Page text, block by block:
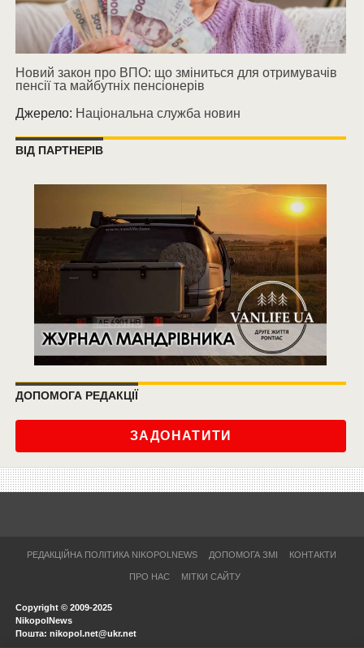
Новий закон про ВПО: що зміниться для отримувачів
пенсії та майбутніх пенсіонерів
Джерело: Національна служба новин
ВІД ПАРТНЕРІВ
ДОПОМОГА РЕДАКЦІЇ
ЗАДОНАТИТИ
РЕДАКЦІЙНА ПОЛІТИКА NIKOPOLNEWS ДОПОМОГА ЗМІ КОНТАКТИ
ПРО НАС МІТКИ САЙТУ
Copyright © 2009-2025
NikopolNews
Пошта: nikopol.net@ukr.net